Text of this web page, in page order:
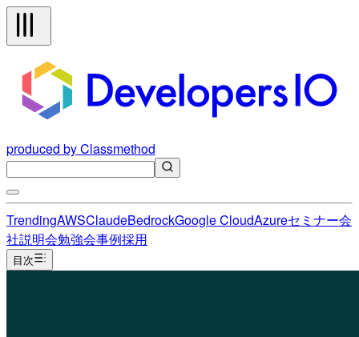
produced by Classmethod
TrendingAWSClaudeBedrockGoogle CloudAzureセミナー会
社説明会勉強会事例採用
目次